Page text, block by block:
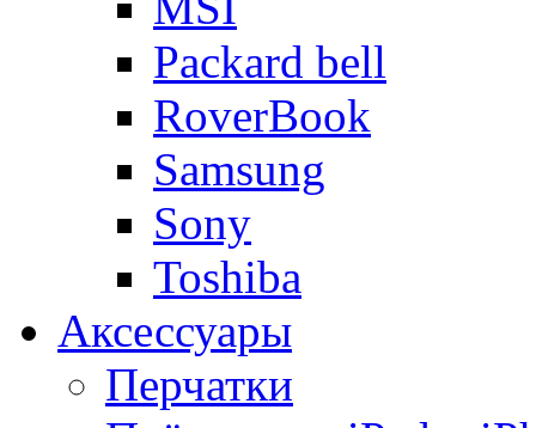
Packard bell
RoverBook
Samsung
Sony
Toshiba
Аксессуары
Перчатки